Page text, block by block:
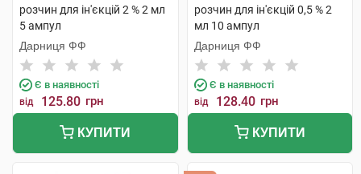
розчин для ін'єкцій 2 % 2 мл
5 ампул
Дарниця ФФ
Є в наявності
від 125.80 грн
КУПИТИ
розчин для ін'єкцій 0,5 % 2
мл 10 ампул
Дарниця ФФ
Є в наявності
від 128.40 грн
КУПИТИ